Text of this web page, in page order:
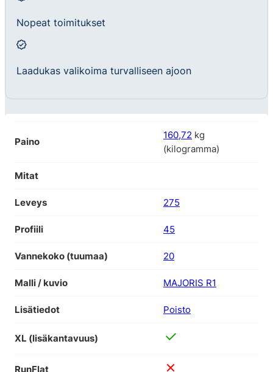
Nopeat toimitukset
Laadukas valikoima turvalliseen ajoon
Paino
160,72 kg
(kilogramma)
Mitat
Leveys 275
Profiili 45
Vannekoko (tuumaa) 20
Malli / kuvio MAJORIS R1
Lisätiedot Poisto
XL (lisäkantavuus)
RunFlat